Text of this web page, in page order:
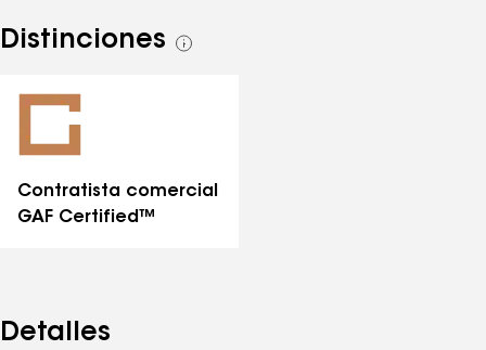
Distinciones
Ver
Contratista comercial
GAF Certified™
Detalles